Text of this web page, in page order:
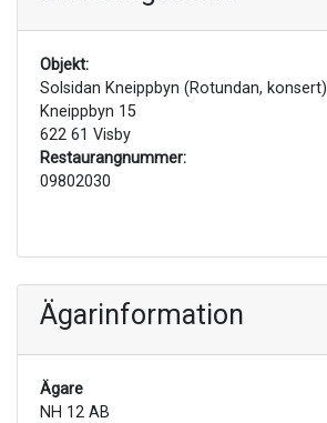
Objekt:
Solsidan Kneippbyn (Rotundan, konsert)
Kneippbyn 15
622 61 Visby
Restaurangnummer:
09802030
Ägarinformation
Ägare
NH 12 AB